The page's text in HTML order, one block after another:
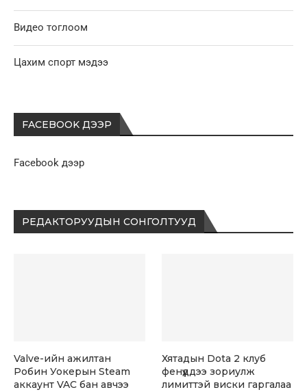
Видео тоглоом
Цахим спорт мэдээ
FACEBOOK ДЭЭР
Facebook дээр
РЕДАКТОРУУДЫН СОНГОЛТУУД
Valve-ийн ажилтан
Робин Уокерын Steam
аккаунт VAC бан авчээ
Хятадын Dota 2 клуб
фенүүддээ зориулж
лимиттэй виски гаргалаа